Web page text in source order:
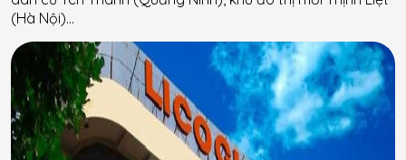
(Hà Nội)…